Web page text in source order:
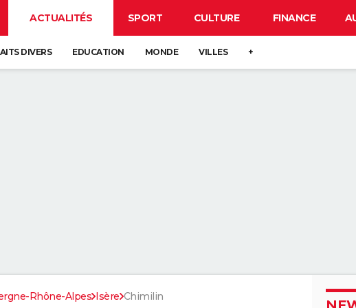
ACTUALITÉS SPORT CULTURE FINANCE
DIVERS EDUCATION MONDE VILLES +
Rhône-Alpes Isère Chimilin